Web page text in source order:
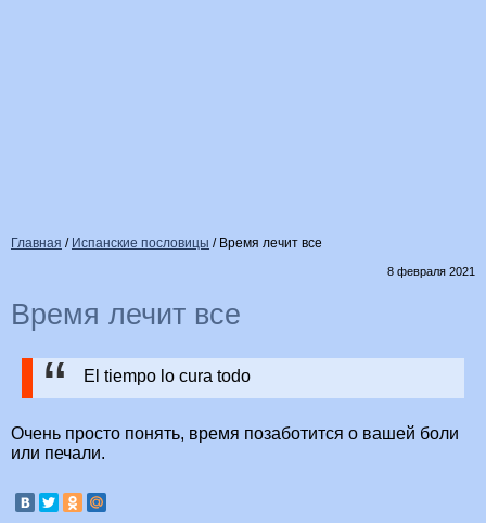
Главная / Испанские пословицы / Время лечит все
8 февраля 2021
Время лечит все
El tiempo lo cura todo
Очень просто понять, время позаботится о вашей боли
или печали.